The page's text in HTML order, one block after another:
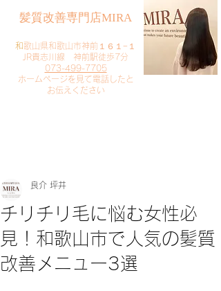
​髪質改善専門店MIRA
​和歌山県和歌山市神前１６１−１
JR貴志川線 神前駅徒歩7分
073-499-7705
​ホームページを見て電話したと
お伝えください
チリチリ毛に悩む女性必
見！和歌山市で人気の髪質
改善メニュー3選
良介 坪井